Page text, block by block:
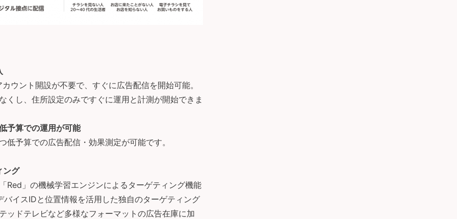
ウント開設が不要で、すぐに広告配信を開始可能。
くし、住所設定のみですぐに運用と計測が開始できま
予算での運用が可能
予算での広告配信・効果測定が可能です。
ング
Red」の機械学習エンジンによるターゲティング機能
イスIDと位置情報を活用した独自のターゲティング
ッドテレビなど多様なフォーマットの広告在庫に加